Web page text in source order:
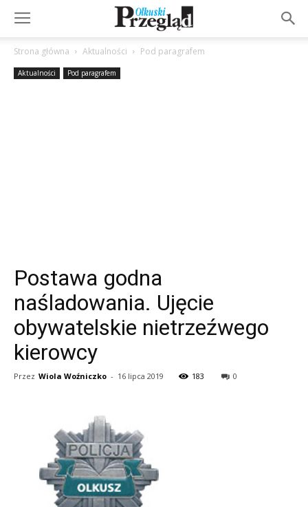
Strona główna Aktualności Pod paragrafem
Aktualności Pod paragrafem
Postawa godna
naśladowania. Ujęcie
obywatelskie nietrzeźwego
kierowcy
Przez Wiola Woźniczko - 16 lipca 2019 183 0